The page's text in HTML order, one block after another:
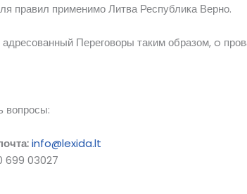
правил применимоЛитваРеспубликаВерно.
адресованный Переговоры таким образом,o
вопросы:
info@lexida.lt
699 03027